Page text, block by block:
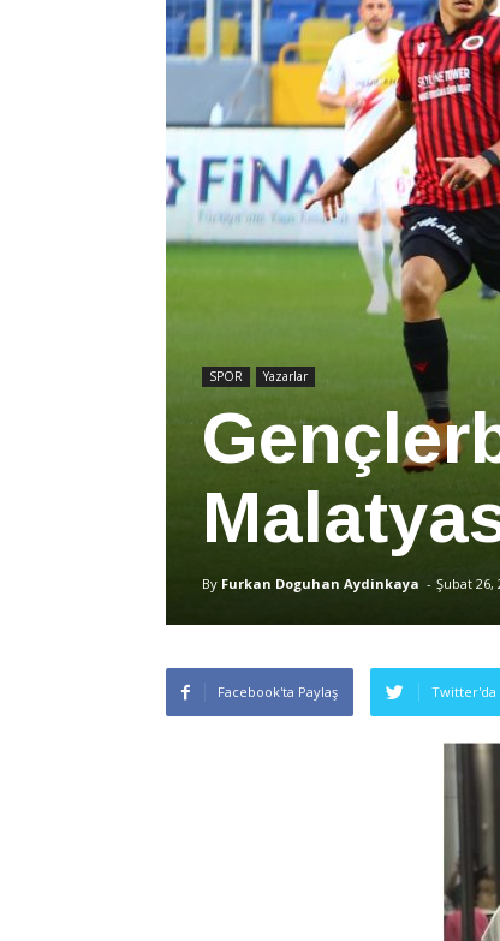
SPOR Yazarlar
By Furkan Doguhan Aydinkaya - Şubat 26,
Facebook'ta Paylaş Twitter'da